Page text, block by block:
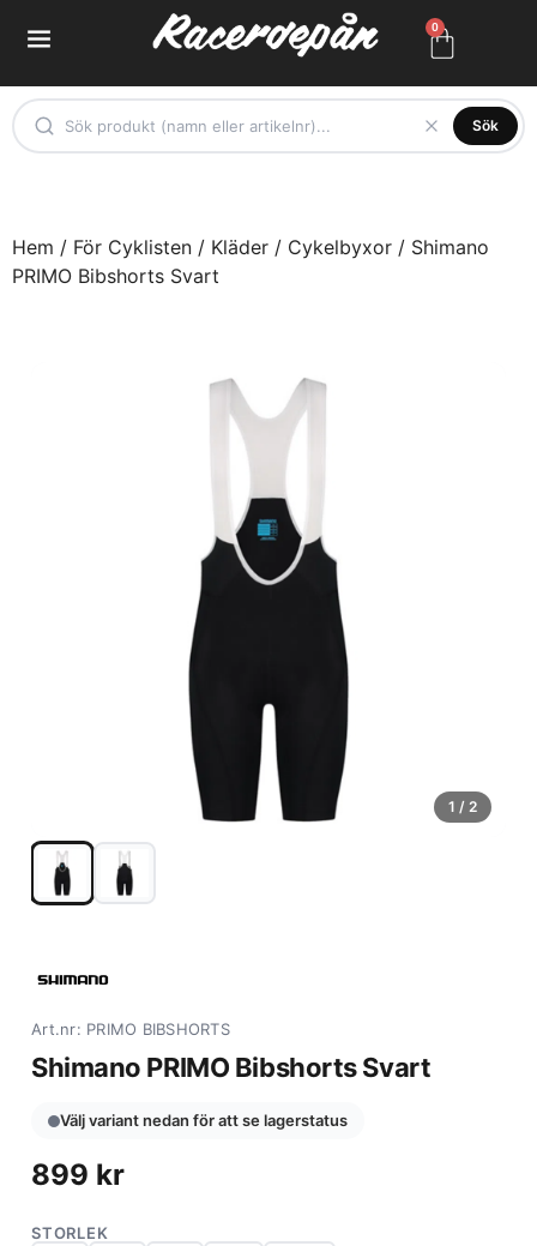
0
Sök
Hem / För Cyklisten / Kläder / Cykelbyxor / Shimano
PRIMO Bibshorts Svart
1 / 2
Art.nr: PRIMO BIBSHORTS
Shimano PRIMO Bibshorts Svart
Välj variant nedan för att se lagerstatus
899 kr
STORLEK